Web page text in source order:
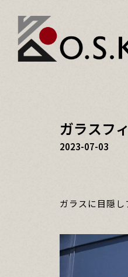
ガラスフ
2023-07-03
ガラスに目隠